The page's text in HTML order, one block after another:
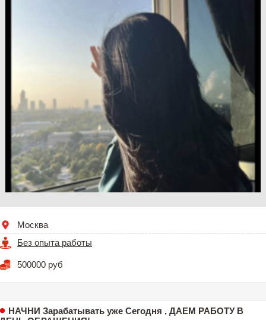
Москва
Без опыта работы
500000 руб
НАЧНИ Зарабатывать уже Сегодня , ДАЕМ РАБОТУ В